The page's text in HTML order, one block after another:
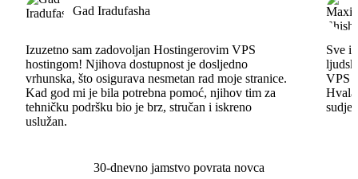
Gad Iradufasha
Izuzetno sam zadovoljan Hostingerovim VPS
hostingom! Njihova dostupnost je dosljedno
vrhunska, što osigurava nesmetan rad moje stranice.
Kad god mi je bila potrebna pomoć, njihov tim za
tehničku podršku bio je brz, stručan i iskreno
uslužan.
Sve
VPS
30-dnevno jamstvo povrata novca